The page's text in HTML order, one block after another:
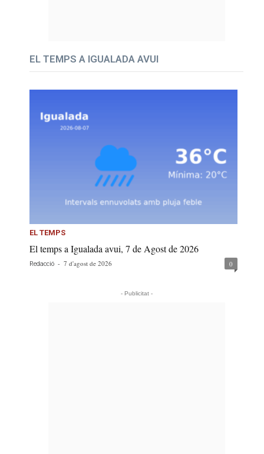
EL TEMPS A IGUALADA AVUI
EL TEMPS
El temps a Igualada avui, 7 de Agost de 2026
Redacció - 7 d'agost de 2026 0
- Publicitat -